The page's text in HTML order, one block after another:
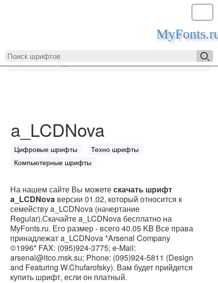
MyFonts.ru
a_LCDNova
Цифровые шрифты
Техно шрифты
Компьютерные шрифты
На нашем сайте Вы можетескачать шрифт
a_LCDNova версии 01.02, который относится к
семейству a_LCDNova (начертание
Regular).Скачайте a_LCDNova бесплатно на
MyFonts.ru. Его размер - всего 40.05 KB Все права
принадлежат a_LCDNova *Arsenal Company
©1996* FAX: (095)924-3775; e-Mail:
arsenal@itco.msk.su; Phone: (095)924-5811 (Design
and Featuring W.Chufarofsky). Вам будет прийдется
купить шрифт, если он платный.